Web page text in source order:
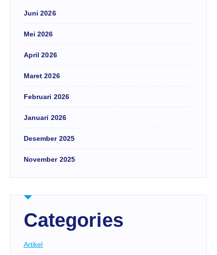
Juni 2026
Mei 2026
April 2026
Maret 2026
Februari 2026
Januari 2026
Desember 2025
November 2025
Categories
Artikel